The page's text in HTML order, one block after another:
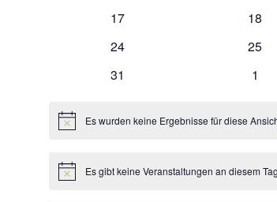
0
17
0
18
0
24
0
25
0
31
0
1
HinweisEs wurden keine Ergebnisse für diese
HinweisEs gibt keine Veranstaltungen an diesem